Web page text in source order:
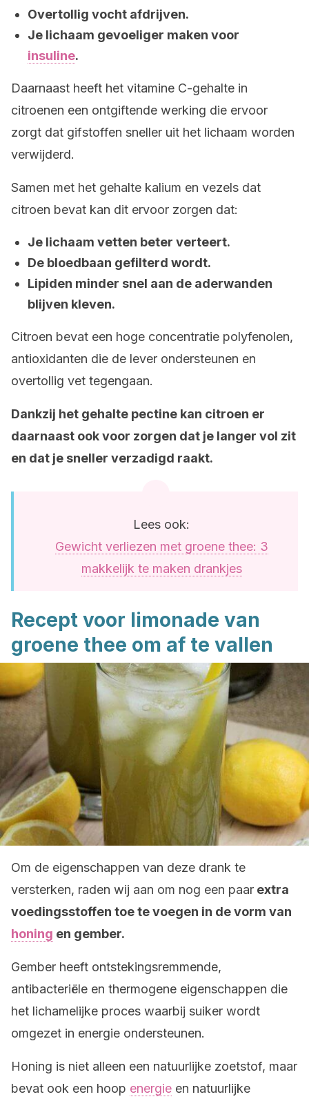
Overtollig vocht afdrijven.
Je lichaam gevoeliger maken voor
insuline.
Daarnaast heeft het vitamine C-gehalte in
citroenen een ontgiftende werking die ervoor
zorgt dat gifstoffen sneller uit het lichaam worden
verwijderd.
Samen met het gehalte kalium en vezels dat
citroen bevat kan dit ervoor zorgen dat:
Je lichaam vetten beter verteert.
De bloedbaan gefilterd wordt.
Lipiden minder snel aan de aderwanden
blijven kleven.
Citroen bevat een hoge concentratie polyfenolen,
antioxidanten die de lever ondersteunen en
overtollig vet tegengaan.
Dankzij het gehalte pectine kan citroen er
daarnaast ook voor zorgen dat je langer vol zit
en dat je sneller verzadigd raakt.
Lees ook:
Gewicht verliezen met groene thee: 3
makkelijk te maken drankjes
Recept voor limonade van
groene thee om af te vallen
Om de eigenschappen van deze drank te
versterken, raden wij aan om nog een paar extra
voedingsstoffen toe te voegen in de vorm van
honing en gember.
Gember heeft ontstekingsremmende,
antibacteriële en thermogene eigenschappen die
het lichamelijke proces waarbij suiker wordt
omgezet in energie ondersteunen.
Honing is niet alleen een natuurlijke zoetstof, maar
bevat ook een hoop energie en natuurlijke